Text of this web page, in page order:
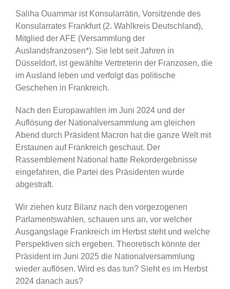
Saliha Ouammar ist Konsularrätin, Vorsitzende des
Konsularrates Frankfurt (2. Wahlkreis Deutschland),
Mitglied der AFE (Versammlung der
Auslandsfranzosen*). Sie lebt seit Jahren in
Düsseldorf, ist gewählte Vertreterin der Franzosen, die
im Ausland leben und verfolgt das politische
Geschehen in Frankreich.
Nach den Europawahlen im Juni 2024 und der
Auflösung der Nationalversammlung am gleichen
Abend durch Präsident Macron hat die ganze Welt mit
Erstaunen auf Frankreich geschaut. Der
Rassemblement National hatte Rekordergebnisse
eingefahren, die Partei des Präsidenten wurde
abgestraft.
Wir ziehen kurz Bilanz nach den vorgezogenen
Parlamentswahlen, schauen uns an, vor welcher
Ausgangslage Frankreich im Herbst steht und welche
Perspektiven sich ergeben. Theoretisch könnte der
Präsident im Juni 2025 die Nationalversammlung
wieder auflösen. Wird es das tun? Sieht es im Herbst
2024 danach aus?